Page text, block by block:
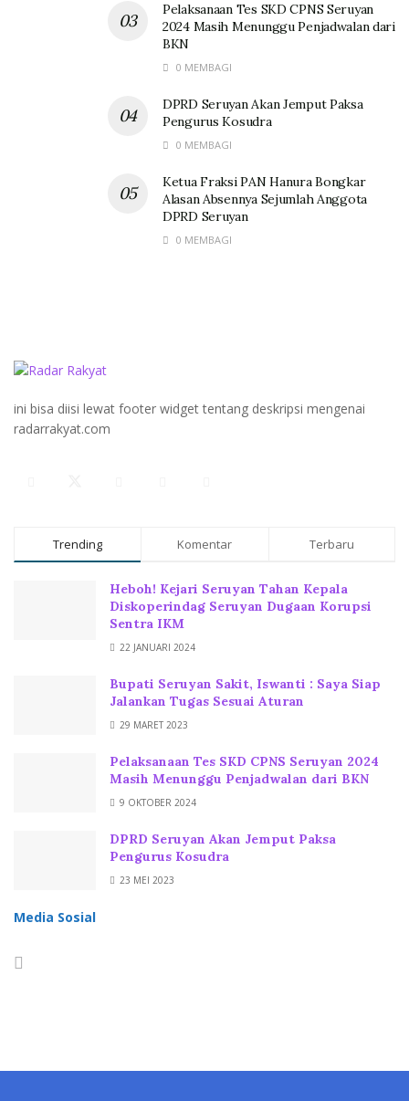
Pelaksanaan Tes SKD CPNS Seruyan
2024 Masih Menunggu Penjadwalan dari
BKN
0 MEMBAGI
DPRD Seruyan Akan Jemput Paksa
Pengurus Kosudra
0 MEMBAGI
Ketua Fraksi PAN Hanura Bongkar
Alasan Absennya Sejumlah Anggota
DPRD Seruyan
0 MEMBAGI
ini bisa diisi lewat footer widget tentang deskripsi mengenai
radarrakyat.com
Trending Komentar Terbaru
Heboh! Kejari Seruyan Tahan Kepala
Diskoperindag Seruyan Dugaan Korupsi
Sentra IKM
22 JANUARI 2024
Bupati Seruyan Sakit, Iswanti : Saya Siap
Jalankan Tugas Sesuai Aturan
29 MARET 2023
Pelaksanaan Tes SKD CPNS Seruyan 2024
Masih Menunggu Penjadwalan dari BKN
9 OKTOBER 2024
DPRD Seruyan Akan Jemput Paksa
Pengurus Kosudra
23 MEI 2023
Media Sosial